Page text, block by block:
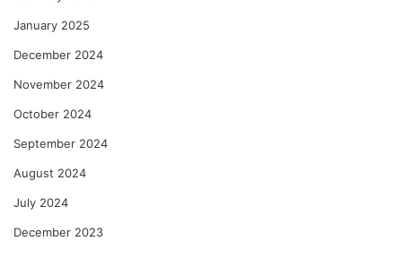
January 2025
December 2024
November 2024
October 2024
September 2024
August 2024
July 2024
December 2023